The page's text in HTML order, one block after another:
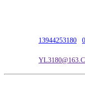
13944253180